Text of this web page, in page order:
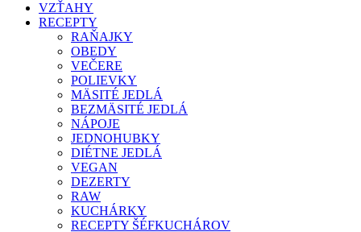
VZŤAHY
RECEPTY
RAŇAJKY
OBEDY
VEČERE
POLIEVKY
MÄSITÉ JEDLÁ
BEZMÄSITÉ JEDLÁ
NÁPOJE
JEDNOHUBKY
DIÉTNE JEDLÁ
VEGAN
DEZERTY
RAW
KUCHÁRKY
RECEPTY ŠÉFKUCHÁROV